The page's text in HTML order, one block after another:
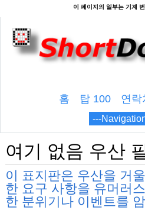
홈 탑 100 연락
여기 없음 우산
이 표지판은 우산을 거
한 요구 사항을 유머러
한 분위기나 이벤트를